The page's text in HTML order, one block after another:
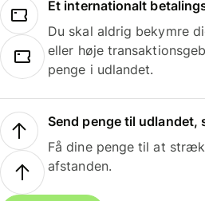
Et internationalt
Du skal aldrig bekymre
eller høje
penge i udlandet.
Send penge til udlandet,
Få dine penge til at
afstanden.